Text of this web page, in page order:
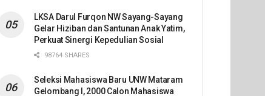
LKSA Darul Furqon NW Sayang-Sayang
Gelar Hiziban dan Santunan Anak Yatim,
Perkuat Sinergi Kepedulian Sosial
98764 SHARES
Seleksi Mahasiswa Baru UNW Mataram
Gelombang I, 2000 Calon Mahasiswa